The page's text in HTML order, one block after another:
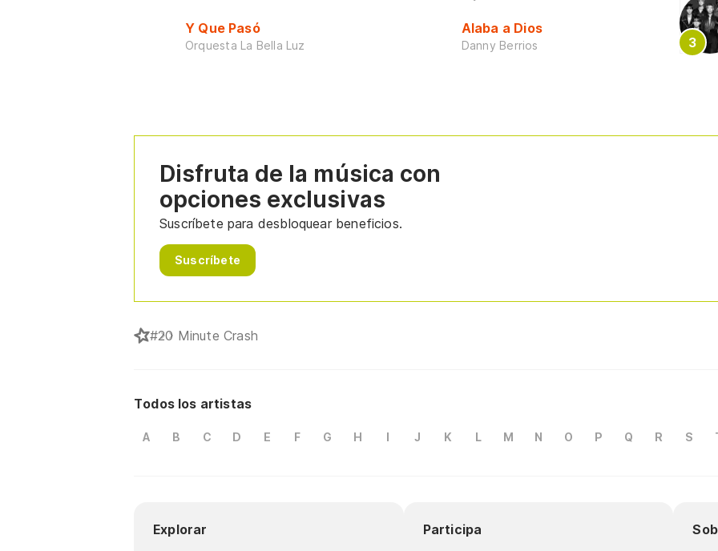
Y Que Pasó
Orquesta La Bella Luz
Alaba a Dios
Danny Berrios
Disfruta de la música con
opciones exclusivas
Suscríbete para desbloquear beneficios.
Suscríbete
#20 Minute Crash
Todos los artistas
A B C D E F G H I J K L M N O P Q R S
Explorar Participa